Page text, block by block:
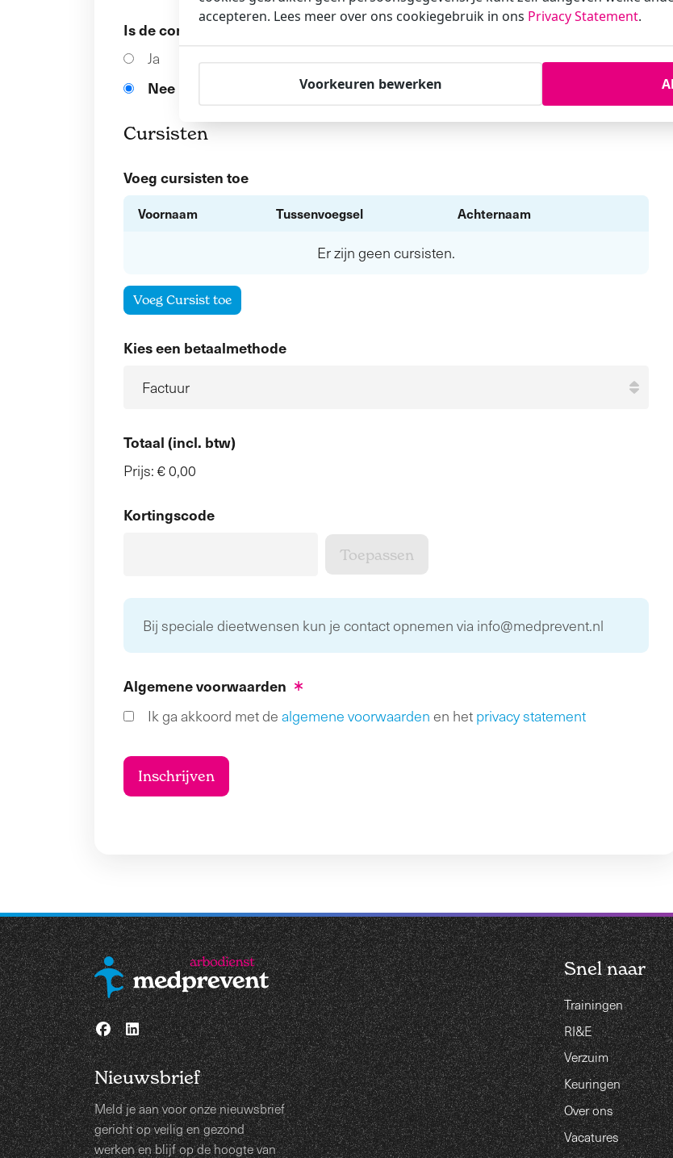
Is de contactpersoon ook een cursist?
Ja
Nee
Cursisten
Voeg cursisten toe
Voornaam Tussenvoegsel Achternaam
Er zijn geen cursisten.
Voeg Cursist toe
Kies een betaalmethode
Totaal (incl. btw)
Prijs: € 0,00
Kortingscode
Bij speciale dieetwensen kun je contact opnemen via info@medprevent.nl
Algemene voorwaarden
Ik ga akkoord met de algemene voorwaarden en het privacy statement
Nieuwsbrief
Meld je aan voor onze nieuwsbrief
gericht op veilig en gezond
werken en blijf op de hoogte van
Snel naar
Trainingen
RI&E
Verzuim
Keuringen
Over ons
Vacatures
accepteren. Lees meer over ons cookiegebruik in ons Privacy Statement.
Voorkeuren bewerken